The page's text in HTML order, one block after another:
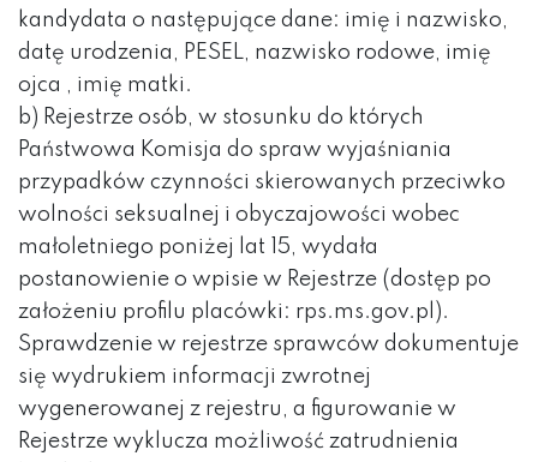
kandydata o następujące dane: imię i nazwisko,
datę urodzenia, PESEL, nazwisko rodowe, imię
ojca , imię matki.
b) Rejestrze osób, w stosunku do których
Państwowa Komisja do spraw wyjaśniania
przypadków czynności skierowanych przeciwko
wolności seksualnej i obyczajowości wobec
małoletniego poniżej lat 15, wydała
postanowienie o wpisie w Rejestrze (dostęp po
założeniu profilu placówki: rps.ms.gov.pl).
Sprawdzenie w rejestrze sprawców dokumentuje
się wydrukiem informacji zwrotnej
wygenerowanej z rejestru, a figurowanie w
Rejestrze wyklucza możliwość zatrudnienia